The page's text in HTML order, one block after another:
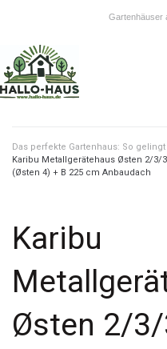
Gartenhäuser
Das perfekte Gartenhaus: So
Karibu Metallgerätehaus Østen 2/3/
(Østen 4) + B 225 cm Anbaudach
Karibu
Østen 2/